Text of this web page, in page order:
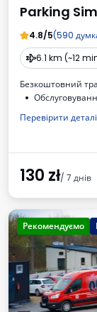
Parking
4.8/5(590
6.1 km (~12
Безкоштовний
Перевірити деталі
130 zł/ 7 днів
Рекомендуємо